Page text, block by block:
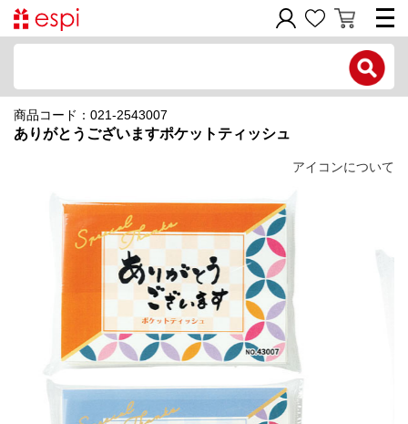
商品コード：021-2543007
ありがとうございますポケットティッシュ
アイコンについて
新規会員登録
商品カテゴリ
価格帯別
お問い合わせフォーム